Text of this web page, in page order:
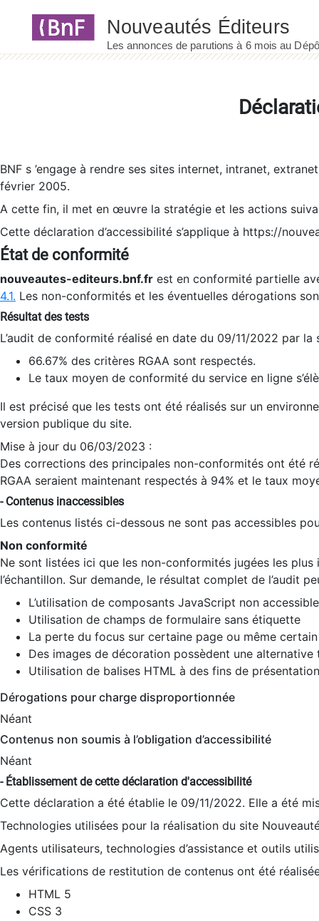
BNF s ’engage à rendre ses sites internet, intranet,
février 2005.
A cette fin, il met en œuvre la stratégie et les actions
Cette déclaration d’accessibilité s’applique à https://
État de conformité
nouveautes-editeurs.bnf.fr est en conformité partielle
4.1. Les non-conformités et les éventuelles dérogations
Résultat des tests
L’audit de conformité réalisé en date du 09/11/2022 par
66.67% des critères RGAA sont respectés.
Le taux moyen de conformité du service en ligne
Il est précisé que les tests ont été réalisés sur un
version publique du site.
Mise à jour du 06/03/2023 :
Des corrections des principales non-conformités ont été
RGAA seraient maintenant respectés à 94% et le taux
- Contenus inaccessibles
Les contenus listés ci-dessous ne sont pas accessibles
Non conformité
Ne sont listées ici que les non-conformités jugées les
l’échantillon. Sur demande, le résultat complet de l’audit
L’utilisation de composants JavaScript non
Utilisation de champs de formulaire sans étiquette
La perte du focus sur certaine page ou même
Des images de décoration possèdent une alternative
Utilisation de balises HTML à des fins de
Dérogations pour charge disproportionnée
Néant
Contenus non soumis à l’obligation d’accessibilité
Néant
- Établissement de cette déclaration d'accessibilité
Cette déclaration a été établie le 09/11/2022. Elle a été
Technologies utilisées pour la réalisation du site
Agents utilisateurs, technologies d’assistance et outils
Les vérifications de restitution de contenus ont été
HTML 5
CSS 3